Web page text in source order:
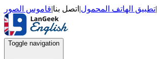
|تطبيق الهاتف المحمول| اتصل بنا|قاموس الصور
Toggle navigation